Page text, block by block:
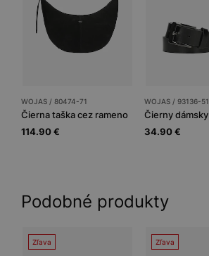
WOJAS / 80474-71
Čierna taška cez rameno
114.90 €
WOJAS / 93136-51
34.90 €
Podobné produkty
Zľava Zľava